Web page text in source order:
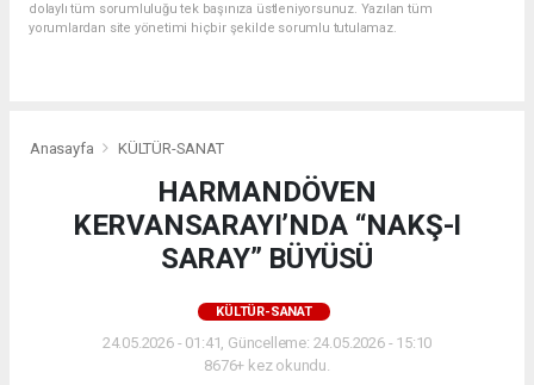
dolaylı tüm sorumluluğu tek başınıza üstleniyorsunuz. Yazılan tüm
yorumlardan site yönetimi hiçbir şekilde sorumlu tutulamaz.
Anasayfa KÜLTÜR-SANAT
HARMANDÖVEN
KERVANSARAYI’NDA “NAKŞ-I
SARAY” BÜYÜSÜ
KÜLTÜR-SANAT
24.05.2026 - 01:41, Güncelleme: 24.05.2026 - 15:10
8676+ kez okundu.